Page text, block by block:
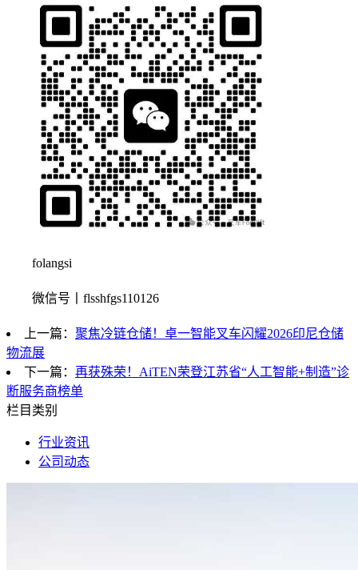
folangsi
微信号丨flsshfgs110126
上一篇： 聚焦冷链仓储！卓一智能叉车闪耀2026印尼仓储
物流展
下一篇： 再获殊荣！AiTEN荣登江苏省“人工智能+制造”诊
断服务商榜单
栏目类别
行业资讯
公司动态